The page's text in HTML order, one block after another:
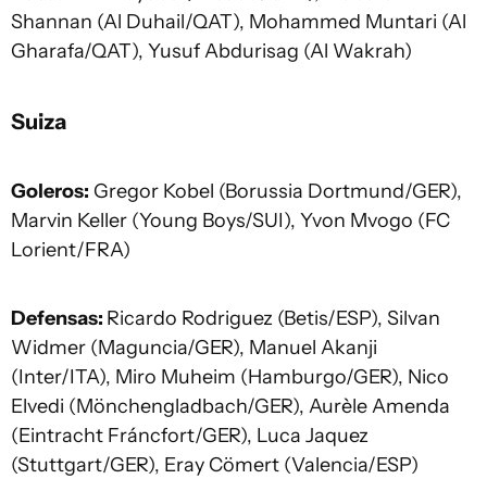
Shannan (Al Duhail/QAT), Mohammed Muntari (Al
Gharafa/QAT), Yusuf Abdurisag (Al Wakrah)
Suiza
Goleros: Gregor Kobel (Borussia Dortmund/GER),
Marvin Keller (Young Boys/SUI), Yvon Mvogo (FC
Lorient/FRA)
Defensas: Ricardo Rodriguez (Betis/ESP), Silvan
Widmer (Maguncia/GER), Manuel Akanji
(Inter/ITA), Miro Muheim (Hamburgo/GER), Nico
Elvedi (Mönchengladbach/GER), Aurèle Amenda
(Eintracht Fráncfort/GER), Luca Jaquez
(Stuttgart/GER), Eray Cömert (Valencia/ESP)